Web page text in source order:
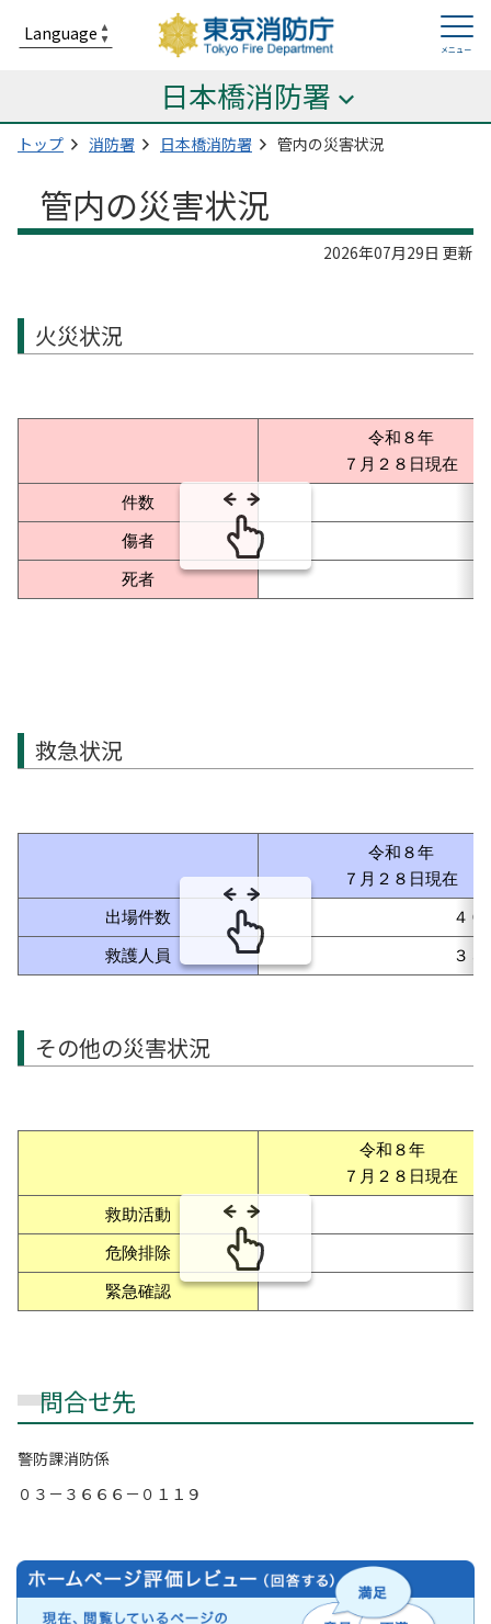
日本橋消防署
トップ 消防署 日本橋消防署 管内の災害状況
管内の災害状況
2026年07月29日 更新
火災状況
令和８年
７月２８日現在
件数
傷者
死者
救急状況
令和８年
７月２８日現在
出場件数 ４０
救護人員 ３５
その他の災害状況
令和８年
７月２８日現在
救助活動
危険排除
緊急確認
問合せ先
警防課消防係
０３－３６６６－０１１９